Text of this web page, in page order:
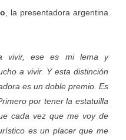
, la presentadora argentina
vivir, ese es mi lema y
a vivir. Y esta distinción
es un doble premio. Es
por tener la estatuilla
cada vez que me voy de
es un placer que me